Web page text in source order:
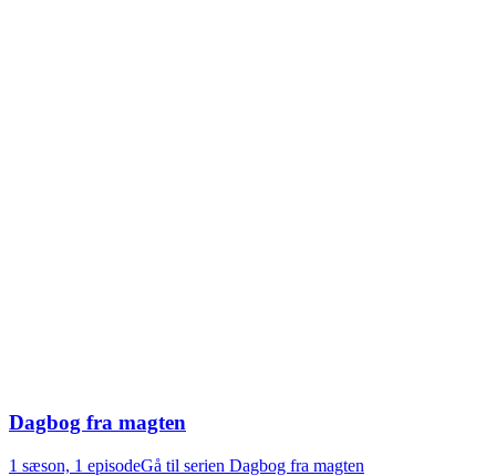
Dagbog fra magten
1 sæson, 1 episodeGå til serien Dagbog fra magten